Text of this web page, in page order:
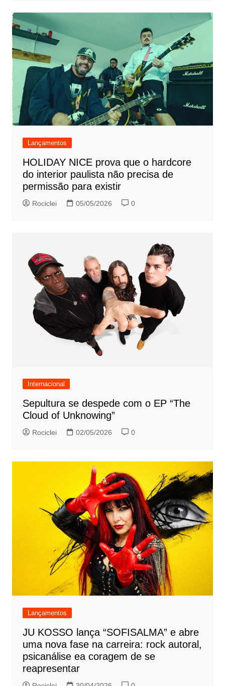
Lançamentos
HOLIDAY NICE prova que o hardcore
do interior paulista não precisa de
permissão para existir
Rociclei 05/05/2026 0
Internacional
Sepultura se despede com o EP “The
Cloud of Unknowing”
Rociclei 02/05/2026 0
Lançamentos
JU KOSSO lança “SOFISALMA” e abre
uma nova fase na carreira: rock autoral,
psicanálise ea coragem de se
reapresentar